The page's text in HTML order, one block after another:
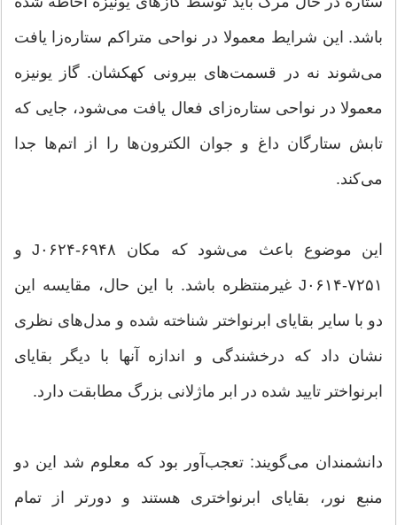
باشد. این شرایط معمولا در نواحی متراکم ستاره‌زا یافت
می‌شوند نه در قسمت‌های بیرونی کهکشان. گاز یونیزه
معمولا در نواحی ستاره‌زای فعال یافت می‌شود، جایی که
تابش ستارگان داغ و جوان الکترون‌ها را از اتم‌ها جدا
می‌کند.
این موضوع باعث می‌شود که مکان J۰۶۲۴-۶۹۴۸ و
J۰۶۱۴-۷۲۵۱ غیرمنتظره باشد. با این حال، مقایسه این
دو با سایر بقایای ابرنواختر شناخته شده و مدل‌های نظری
نشان داد که درخشندگی و اندازه آنها با دیگر بقایای
ابرنواختر تایید شده در ابر ماژلانی بزرگ مطابقت دارد.
دانشمندان می‌گویند: تعجب‌آور بود که معلوم شد این دو
منبع نور، بقایای ابرنواختری هستند و دورتر از تمام